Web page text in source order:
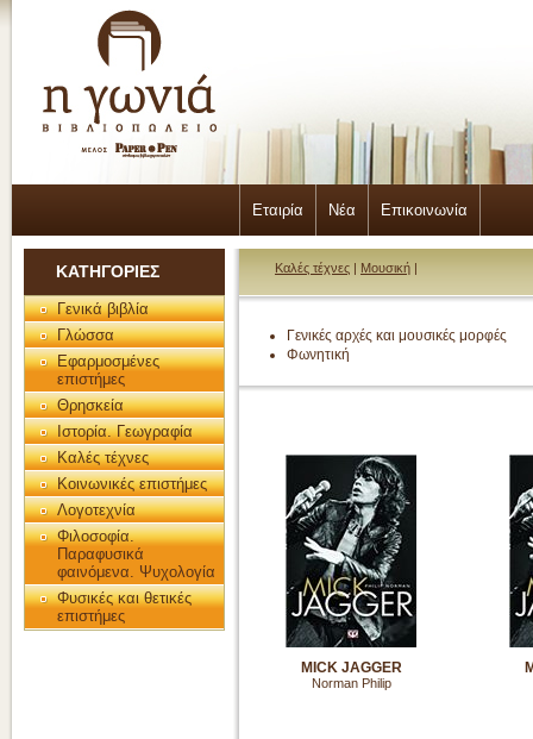
Εταιρία Νέα Επικοινωνία
ΚΑΤΗΓΟΡΙΕΣ
Γενικά βιβλία
Γλώσσα
Εφαρμοσμένες
επιστήμες
Θρησκεία
Ιστορία. Γεωγραφία
Καλές τέχνες
Κοινωνικές επιστήμες
Λογοτεχνία
Φιλοσοφία.
Παραφυσικά
φαινόμενα. Ψυχολογία
Φυσικές και θετικές
επιστήμες
Καλές τέχνες | Μουσική |
Γενικές αρχές και μουσικές μορφές
Φωνητική
MICK JAGGER
Norman Philip